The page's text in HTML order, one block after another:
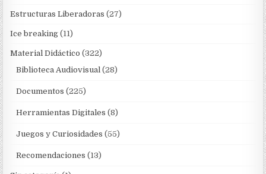
Estructuras Liberadoras (27)
Ice breaking (11)
Material Didáctico (322)
Biblioteca Audiovisual (28)
Documentos (225)
Herramientas Digitales (8)
Juegos y Curiosidades (55)
Recomendaciones (13)